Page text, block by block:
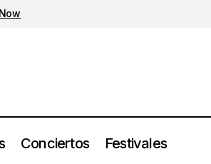
Conciertos Festivales